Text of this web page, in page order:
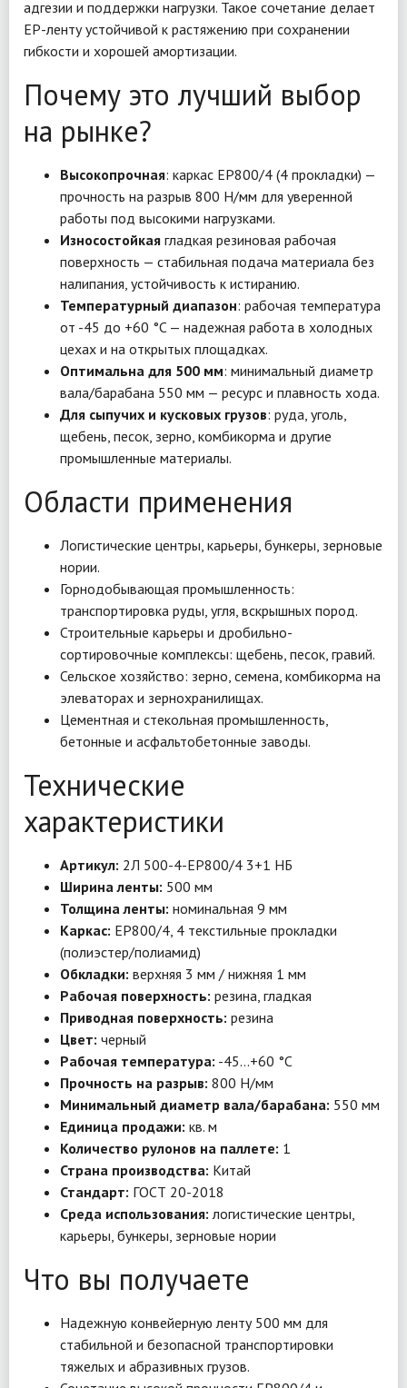
адгезии и поддержки нагрузки. Такое сочетание делает
EP-ленту устойчивой к растяжению при сохранении
гибкости и хорошей амортизации.
Почему это лучший выбор
на рынке?
Высокопрочная: каркас EP800/4 (4 прокладки) —
прочность на разрыв 800 Н/мм для уверенной
работы под высокими нагрузками.
Износостойкая гладкая резиновая рабочая
поверхность — стабильная подача материала без
налипания, устойчивость к истиранию.
Температурный диапазон: рабочая температура
от -45 до +60 °C — надежная работа в холодных
цехах и на открытых площадках.
Оптимальна для 500 мм: минимальный диаметр
вала/барабана 550 мм — ресурс и плавность хода.
Для сыпучих и кусковых грузов: руда, уголь,
щебень, песок, зерно, комбикорма и другие
промышленные материалы.
Области применения
Логистические центры, карьеры, бункеры, зерновые
нории.
Горнодобывающая промышленность:
транспортировка руды, угля, вскрышных пород.
Строительные карьеры и дробильно-
сортировочные комплексы: щебень, песок, гравий.
Сельское хозяйство: зерно, семена, комбикорма на
элеваторах и зернохранилищах.
Цементная и стекольная промышленность,
бетонные и асфальтобетонные заводы.
Технические
характеристики
Артикул: 2Л 500-4-EP800/4 3+1 НБ
Ширина ленты: 500 мм
Толщина ленты: номинальная 9 мм
Каркас: EP800/4, 4 текстильные прокладки
(полиэстер/полиамид)
Обкладки: верхняя 3 мм / нижняя 1 мм
Рабочая поверхность: резина, гладкая
Приводная поверхность: резина
Цвет: черный
Рабочая температура: -45…+60 °C
Прочность на разрыв: 800 Н/мм
Минимальный диаметр вала/барабана: 550 мм
Единица продажи: кв. м
Количество рулонов на паллете: 1
Страна производства: Китай
Стандарт: ГОСТ 20-2018
Среда использования: логистические центры,
карьеры, бункеры, зерновые нории
Что вы получаете
Надежную конвейерную ленту 500 мм для
стабильной и безопасной транспортировки
тяжелых и абразивных грузов.